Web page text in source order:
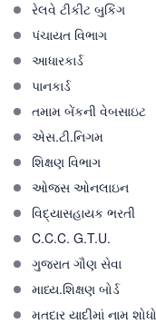
રેલવે ટીકીટ બુકિંગ
પંચાયત વિભાગ
આધારકાર્ડ
પાનકાર્ડ
તમામ બેંકની વેબસાઇટ
એસ.ટી.નિગમ
શિક્ષણ વિભાગ
ઓજસ ઓનલાઇન
વિદ્યાસહાયક ભરતી
C.C.C. G.T.U.
ગુજરાત ગૌણ સેવા
માધ્ય.શિક્ષણ બોર્ડ
મતદાર યાદીમાં નામ શોધો